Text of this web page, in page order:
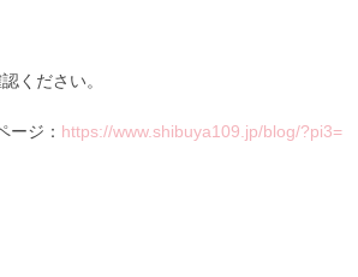
ください。
ージ： https://www.shibuya109.jp/blog/?pi3=